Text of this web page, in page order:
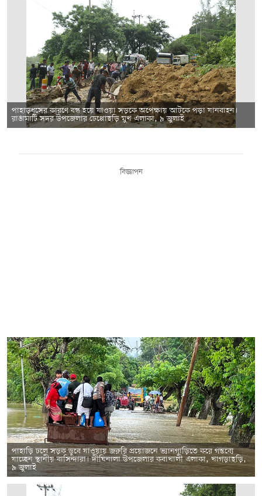
পাহাড়ধসের কারণে বন্ধ হয়ে যাওয়া সড়কে অপেক্ষায় আটকে পড়া যানবাহন।
রাঙামাটি সদর উপজেলার ঢেপ্পোছড়ি মুখ এলাকা, ৯ জুলাই
বিজ্ঞাপন
পাহাড়ি ঢলে সড়ক ডুবে যাওয়ায় জরুরি প্রয়োজনে ভ্যানগাড়িতে করে গন্তব্যে
যাচ্ছেন স্থানীয় বাসিন্দারা। দীঘিনালা উপজেলার কবাখালী এলাকা, খাগড়াছড়ি,
৯ জুলাই